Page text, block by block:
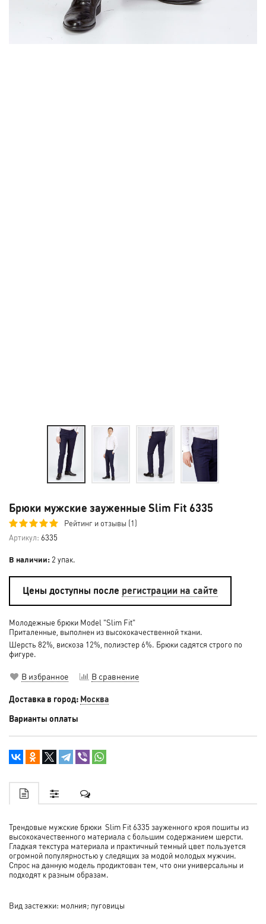
Брюки мужские зауженные Slim Fit 6335
Рейтинг и отзывы (1)
Артикул: 6335
В наличии: 2 упак.
Цены доступны после регистрации на сайте
Молодежные брюки Model "Slim Fit"
Приталенные, выполнен из высококачественной ткани.
Шерсть 82%, вискоза 12%, полиэстер 6%. Брюки садятся строго по
фигуре.
В избранное В сравнение
Доставка в город: Москва
Варианты оплаты
Трендовые мужские брюки Slim Fit 6335 зауженного кроя пошиты из
высококачественного материала с большим содержанием шерсти.
Гладкая текстура материала и практичный темный цвет пользуется
огромной популярностью у следящих за модой молодых мужчин.
Спрос на данную модель продиктован тем, что они универсальны и
подходят к разным образам.
Вид застежки: молния; пуговицы